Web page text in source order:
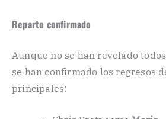
Reparto confirmado
Aunque no se han revelado
se han confirmado los regresos
principales: